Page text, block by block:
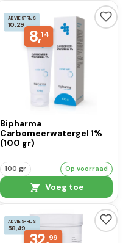
ADVIESPRIJS
10,29
8,14
Bipharma
Carbomeerwatergel 1%
(100 gr)
100 gr Op voorraad
Voeg toe
ADVIESPRIJS
58,49
99